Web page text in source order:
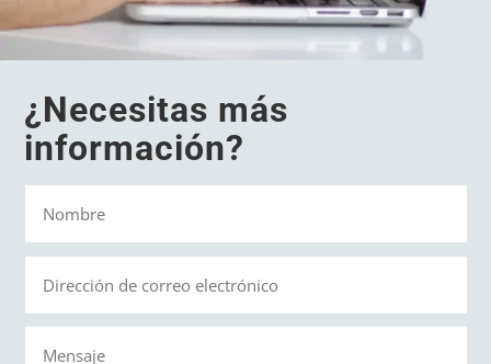
¿Necesitas más
información?